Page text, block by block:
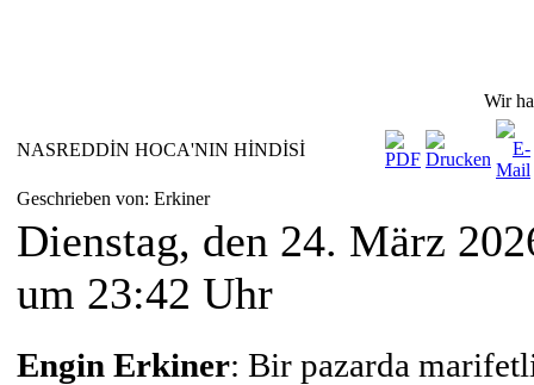
Wir
NASREDDİN HOCA'NIN HİNDİSİ
Geschrieben von: Erkiner
Dienstag, den 24. März
um 23:42 Uhr
Engin Erkiner: Bir pazarda